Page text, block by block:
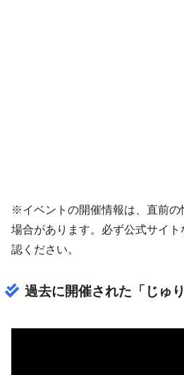
※イベントの開催情報は、直前の
場合があります。必ず公式サイ
認ください。
過去に開催された「じゅ